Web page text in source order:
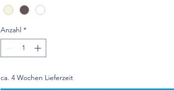
Anzahl *
ca. 4 Wochen Lieferzeit